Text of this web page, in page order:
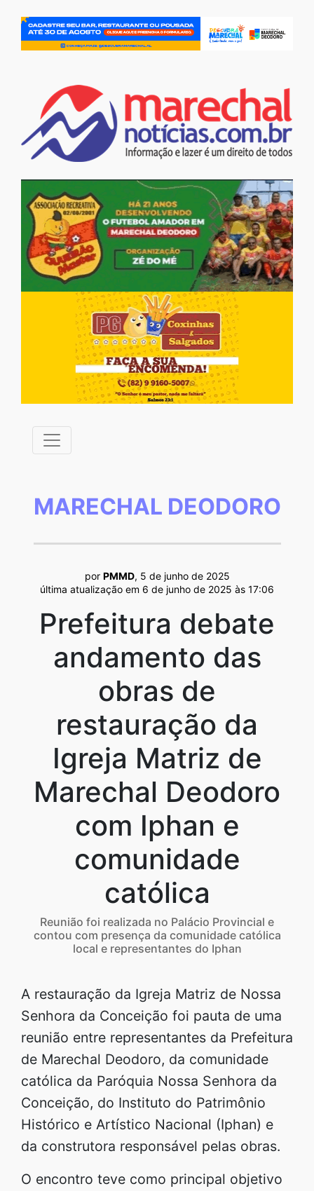
MARECHAL DEODORO
por PMMD, 5 de junho de 2025
última atualização em 6 de junho de 2025 às 17:06
Prefeitura debate
andamento das
obras de
restauração da
Igreja Matriz de
Marechal Deodoro
com Iphan e
comunidade
católica
Reunião foi realizada no Palácio Provincial e
contou com presença da comunidade católica
local e representantes do Iphan
A restauração da Igreja Matriz de Nossa
Senhora da Conceição foi pauta de uma
reunião entre representantes da Prefeitura
de Marechal Deodoro, da comunidade
católica da Paróquia Nossa Senhora da
Conceição, do Instituto do Patrimônio
Histórico e Artístico Nacional (Iphan) e
da construtora responsável pelas obras.
O encontro teve como principal objetivo